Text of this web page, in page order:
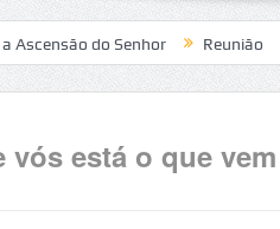
do Senhor Reunião
vós está o que